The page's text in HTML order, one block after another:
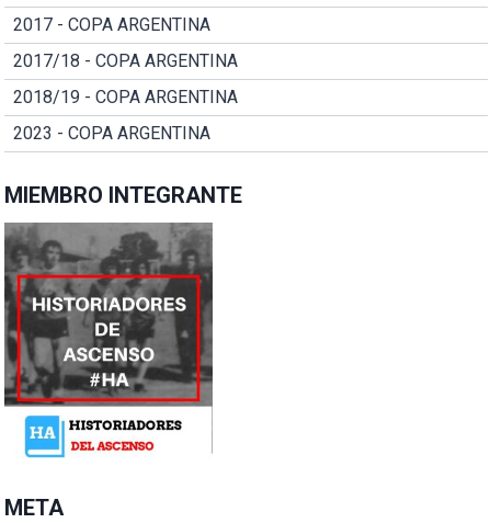
2017 - COPA ARGENTINA
2017/18 - COPA ARGENTINA
2018/19 - COPA ARGENTINA
2023 - COPA ARGENTINA
MIEMBRO INTEGRANTE
META